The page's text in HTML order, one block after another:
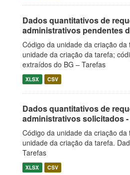
Dados quantitativos de
administrativos pendentes
Código da unidade da criação
unidade da criação da tarefa;
extraídos do BG – Tarefas
XLSX CSV
Dados quantitativos de
administrativos solicitados -
Código da unidade da criação
unidade da criação da tarefa.
Tarefas
XLSX CSV